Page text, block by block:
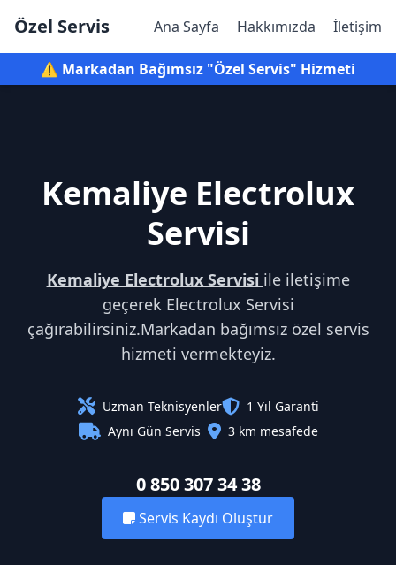
Özel Servis Ana Sayfa Hakkımızda İletişim
⚠️ Markadan Bağımsız "Özel Servis" Hizmeti
Kemaliye Electrolux
Servisi
Kemaliye Electrolux Servisi ile iletişime
geçerek Electrolux Servisi
çağırabilirsiniz.Markadan bağımsız özel servis
hizmeti vermekteyiz.
Uzman Teknisyenler
1 Yıl Garanti
Aynı Gün Servis
3 km mesafede
0 850 307 34 38
Servis Kaydı Oluştur